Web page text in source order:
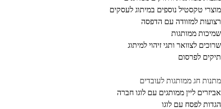
טקסטיל נוספים במיתוג לעסקים
למזוודה עם הדפסה
ממותגות
לצוואר ותגי זיהוי למיתוג
לפרסום
חג ממותגות לעובדים
ליין ממותגים עם לוגו חברה
לפסח עם לוגו